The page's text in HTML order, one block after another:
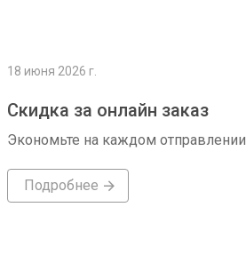
18 июня 2026 г.
Скидка за онлайн заказ
Экономьте на каждом отправлении
Подробнее